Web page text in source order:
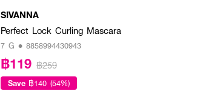
SIVANNA
Perfect Lock Curling Mascara
7 G • 8858994430943
฿119 ฿259
Save ฿140 (54%)